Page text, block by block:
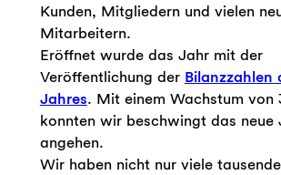
Kunden, Mitgliedern und vielen
Mitarbeitern.
Eröffnet wurde das Jahr mit der
Veröffentlichung der Bilanzzahlen
Jahres. Mit einem Wachstum von
konnten wir beschwingt das neue
angehen.
Wir haben nicht nur viele tausende